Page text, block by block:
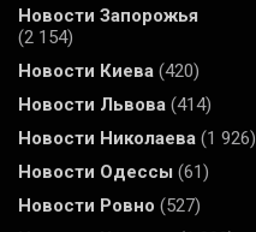
Новости Запорожья
(2 154)
Новости Киева (420)
Новости Львова (414)
Новости Николаева (1 926)
Новости Одессы (61)
Новости Ровно (527)